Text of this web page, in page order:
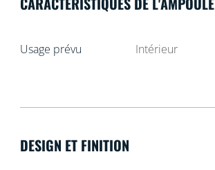
Usage prévu Intérieur
DESIGN ET FINITION